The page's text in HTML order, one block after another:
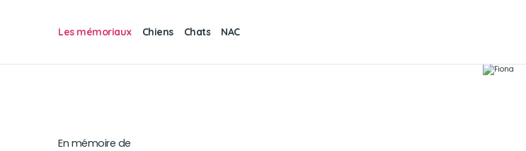
Les mémoriaux Chiens Chats NAC
En mémoire de